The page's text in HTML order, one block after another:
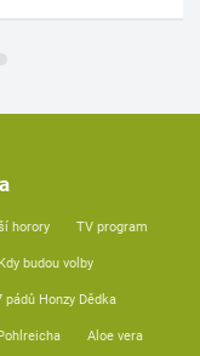
horory TV program
Kdy budou volby
pádů Honzy Dědka
Aloe vera